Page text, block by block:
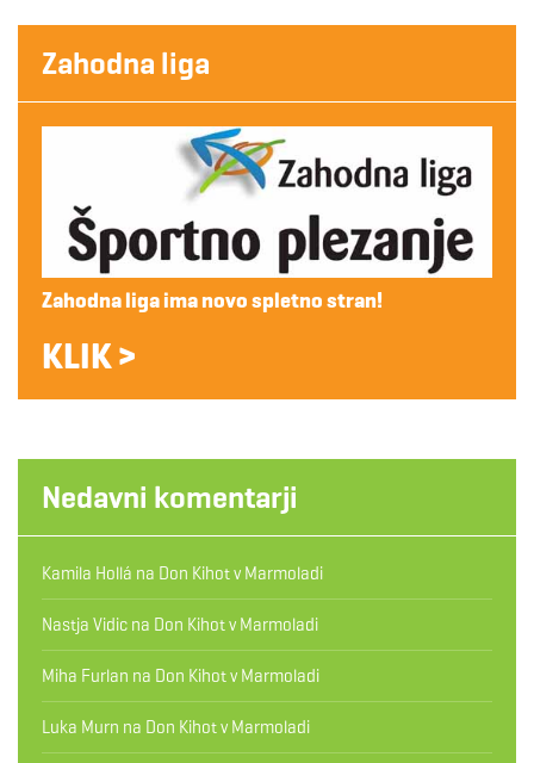
Zahodna liga
Zahodna liga ima novo spletno stran!
KLIK >
Nedavni komentarji
Kamila Hollá na Don Kihot v Marmoladi
Nastja Vidic na Don Kihot v Marmoladi
Miha Furlan na Don Kihot v Marmoladi
Luka Murn na Don Kihot v Marmoladi